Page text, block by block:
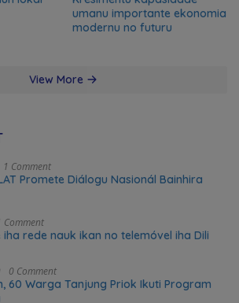
umanu importante ekonomia
modernu no futuru
View More
1 Comment
Promete Diálogu Nasionál Bainhira
Comment
iha rede nauk ikan no telemóvel iha Dili
0 Comment
60 Warga Tanjung Priok Ikuti Program